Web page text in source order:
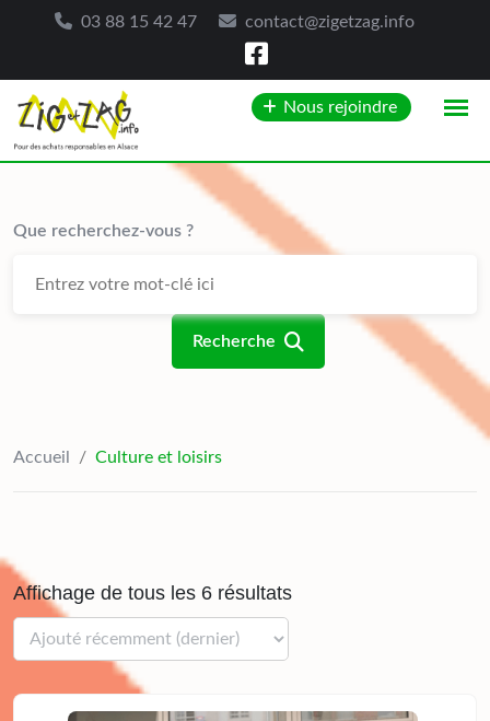
03 88 15 42 47 contact@zigetzag.info
content
Nous rejoindre
Que recherchez-vous ?
Recherche
Accueil / Culture et loisirs
Affichage de tous les 6 résultats